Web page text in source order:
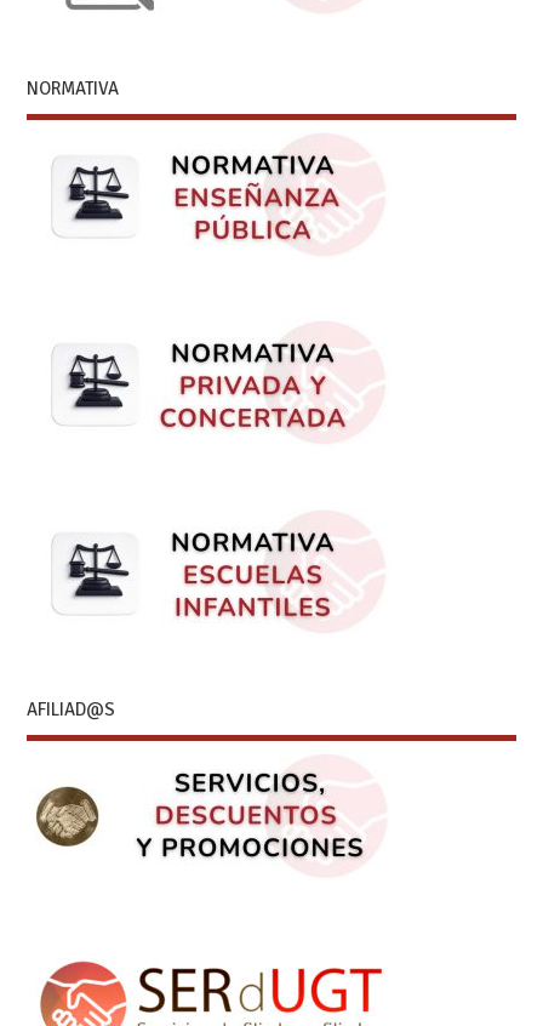
NORMATIVA
AFILIAD@S